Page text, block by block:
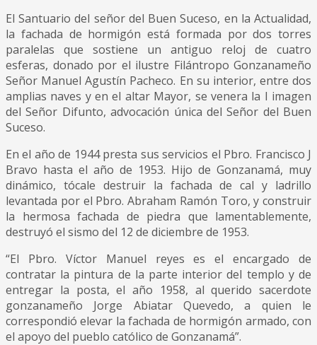
El Santuario del señor del Buen Suceso, en la Actualidad,
la fachada de hormigón está formada por dos torres
paralelas que sostiene un antiguo reloj de cuatro
esferas, donado por el ilustre Filántropo Gonzanameño
Señor Manuel Agustín Pacheco. En su interior, entre dos
amplias naves y en el altar Mayor, se venera la I imagen
del Señor Difunto, advocación única del Señor del Buen
Suceso.
En el año de 1944 presta sus servicios el Pbro. Francisco J
Bravo hasta el año de 1953. Hijo de Gonzanamá, muy
dinámico, tócale destruir la fachada de cal y ladrillo
levantada por el Pbro. Abraham Ramón Toro, y construir
la hermosa fachada de piedra que lamentablemente,
destruyó el sismo del 12 de diciembre de 1953.
“El Pbro. Víctor Manuel reyes es el encargado de
contratar la pintura de la parte interior del templo y de
entregar la posta, el año 1958, al querido sacerdote
gonzanameño Jorge Abiatar Quevedo, a quien le
correspondió elevar la fachada de hormigón armado, con
el apoyo del pueblo católico de Gonzanamá”.